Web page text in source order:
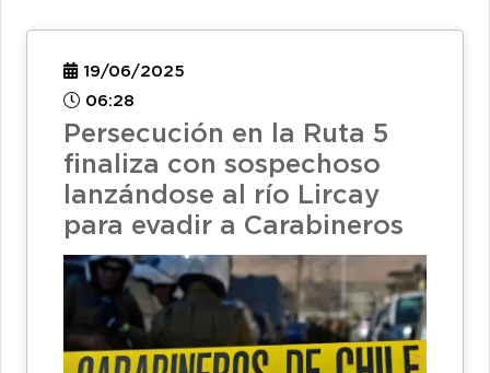
19/06/2025
06:28
Persecución en la Ruta 5
finaliza con sospechoso
lanzándose al río Lircay
para evadir a Carabineros